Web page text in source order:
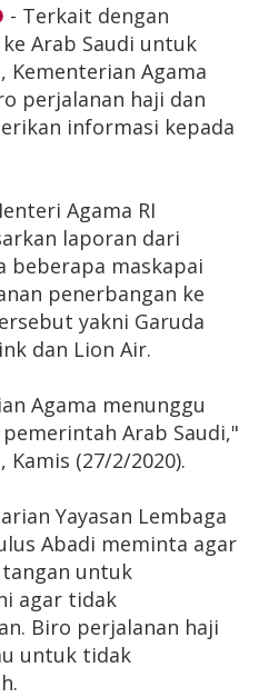
- Terkait dengan
Arab Saudi untuk
Kementerian Agama
perjalanan haji dan
informasi kepada
Agama RI
laporan dari
beberapa maskapai
penerbangan ke
yakni Garuda
dan Lion Air.
Agama menunggu
Arab Saudi,"
(27/2/2020).
Yayasan Lembaga
Abadi meminta agar
untuk
agar tidak
Biro perjalanan haji
untuk tidak